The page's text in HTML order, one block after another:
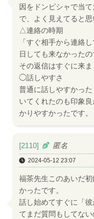
因をドンピシャで当
で、よく見えてると思
△連絡の時期
「すぐ相手から連絡
日しても来なかった
その返信はすぐに来ま
◯話しやすさ
普通に話しやすかっ
いてくれたのも印象
かりやすかったです。
[2110] 匿名
2024-05-12 23:07
福茶先生このあいだ
かったです。
話し始めてすぐに「
てまだ質問もしてな